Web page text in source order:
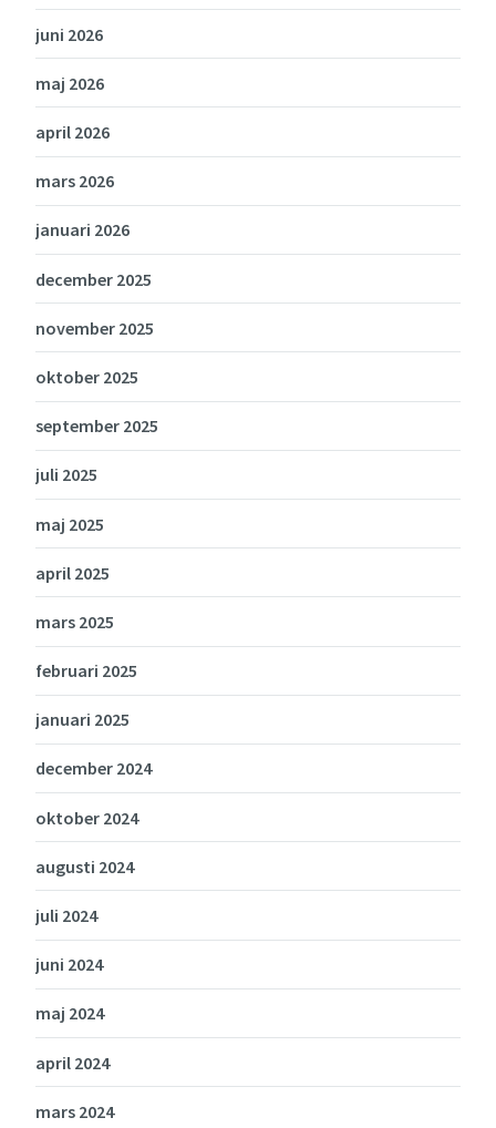
juni 2026
maj 2026
april 2026
mars 2026
januari 2026
december 2025
november 2025
oktober 2025
september 2025
juli 2025
maj 2025
april 2025
mars 2025
februari 2025
januari 2025
december 2024
oktober 2024
augusti 2024
juli 2024
juni 2024
maj 2024
april 2024
mars 2024